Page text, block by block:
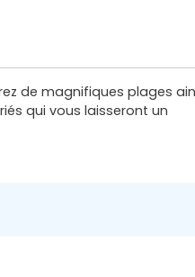
de magnifiques plages
qui vous laisseront un